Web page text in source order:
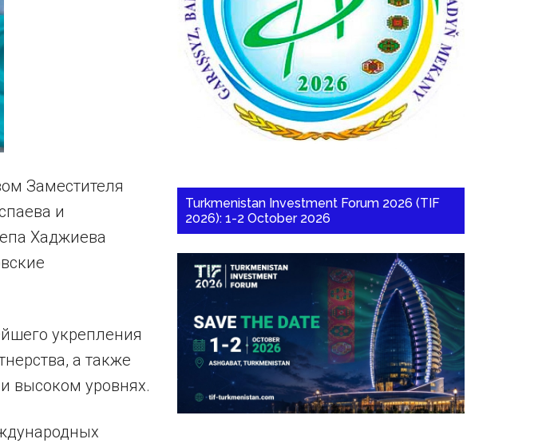
Заместителя
и
Хаджиева
укрепления
а также
высоком уровнях.
Turkmenistan Investment Forum 2026 (TIF
2026): 1-2 October 2026